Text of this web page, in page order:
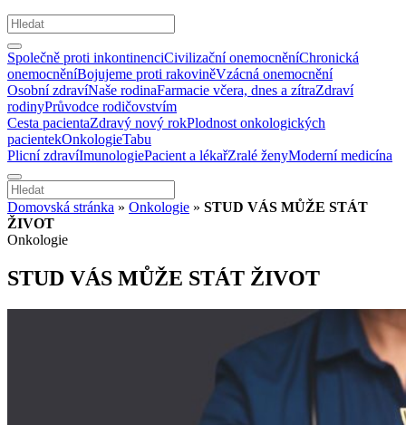
Společně proti inkontinenciCivilizační onemocněníChronická
onemocněníBojujeme proti rakoviněVzácná onemocnění
Osobní zdravíNaše rodinaFarmacie včera, dnes a zítraZdraví
rodinyPrůvodce rodičovstvím
Cesta pacientaZdravý nový rokPlodnost onkologických
pacientekOnkologieTabu
Plicní zdravíImunologiePacient a lékařZralé ženyModerní medicína
Domovská stránka » Onkologie » STUD VÁS MŮŽE STÁT
ŽIVOT
Onkologie
STUD VÁS MŮŽE STÁT ŽIVOT